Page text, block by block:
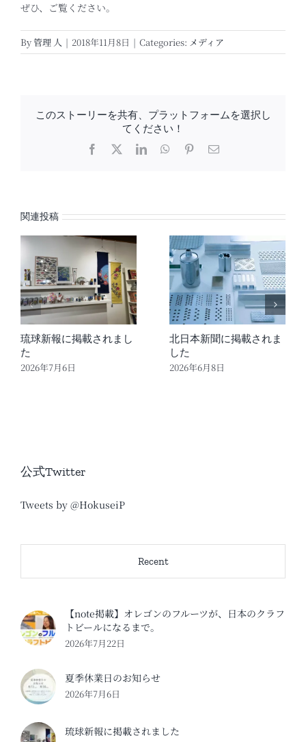
ぜひ、ご覧ください。
By管理 人 | 2018年11月8日 | Categories: メディア
このストーリーを共有、プラットフォームを選択し
てください！
Facebook LinkedInWhatsApp
Pinterest
電
関連投稿
琉球新報に掲載されまし
た
2026年7月6日
北日本新聞に掲載されま
した
2026年6月8日
公式Twitter
Tweets by @HokuseiP
Recent
【note掲載】オレゴンのフルーツが、日本のクラフ
トビールになるまで。
2026年7月22日
夏季休業日のお知らせ
2026年7月6日
琉球新報に掲載されました